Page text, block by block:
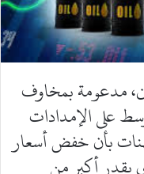
مدعومة بمخاوف
على الإمدادات
بأن خفض أسعار
بقدر أكبر من